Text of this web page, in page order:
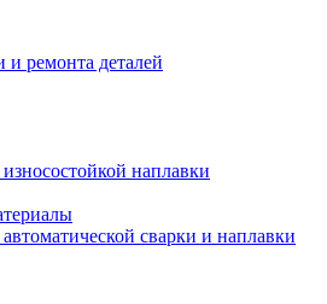
ремонта деталей
наплавки
сварки и наплавки